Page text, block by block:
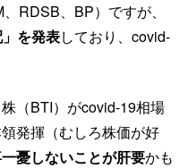
RDSB、BP）ですが、
を発表しており、covid-
（BTI）がcovid-19相場
発揮（むしろ株価が好
憂しないことが肝要かも